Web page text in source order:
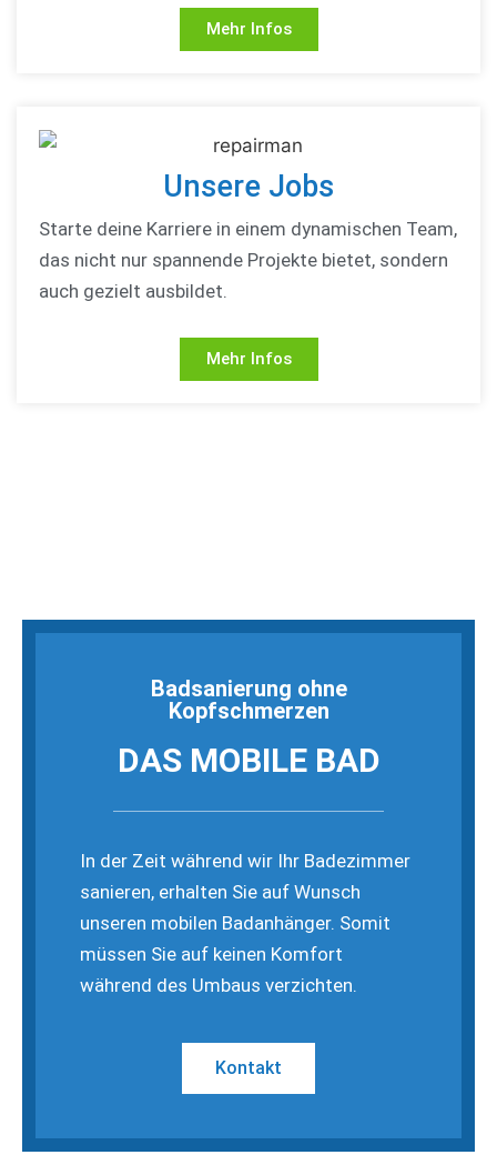
Mehr Infos
Unsere Jobs
Starte deine Karriere in einem dynamischen Team,
das nicht nur spannende Projekte bietet, sondern
auch gezielt ausbildet.
Mehr Infos
Badsanierung ohne
Kopfschmerzen
DAS MOBILE BAD
In der Zeit während wir Ihr Badezimmer
sanieren, erhalten Sie auf Wunsch
unseren mobilen Badanhänger. Somit
müssen Sie auf keinen Komfort
während des Umbaus verzichten.
Kontakt